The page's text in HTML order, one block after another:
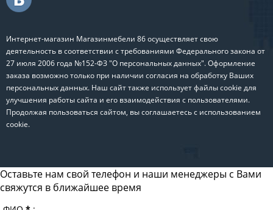
Интернет-магазин Магазинмебели 86 осуществляет свою
деятельность в соответствии с требованиями Федерального закона от
27 июля 2006 года №152-ФЗ "О персональных данных". Оформление
заказа возможно только при наличии согласия на обработку Ваших
персональных данных. Наш сайт также использует файлы cookie для
улучшения работы сайта и его взаимодействия с пользователями.
Продолжая пользоваться сайтом, вы соглашаетесь с использованием
cookie.
Оставьте нам свой телефон и наши менеджеры с Вами
свяжутся в ближайшее время